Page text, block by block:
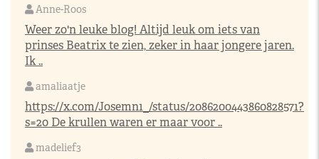
Anne-Roos
Weer zo'n leuke blog! Altijd leuk om iets van
prinses Beatrix te zien, zeker in haar jongere jaren.
Ik ..
amaliaatje
https://x.com/Josemn1_/status/2086200443860828571?
s=20 De krullen waren er maar voor ..
madelief3